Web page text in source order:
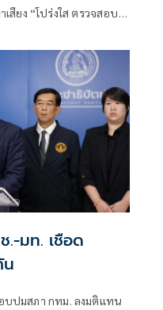
ยง “โปร่งใส ตรวจสอบ
.-มท. เชือด
บปมสภา กทม. ลงมติแทน